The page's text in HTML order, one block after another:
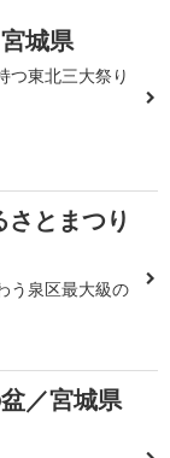
城県
つ東北三大祭り
とまつり
う泉区最大級の
／宮城県